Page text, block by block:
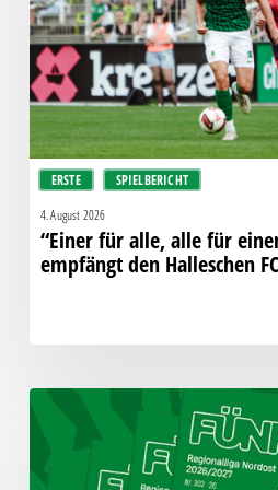
ERSTE SPIELBERICHT
einen!”
–
Chemie
empfängt
den
Halleschen
FC
4. August 2026
“Einer für alle, alle für
empfängt den Halleschen FC
Fünfeck
Nr.
zum